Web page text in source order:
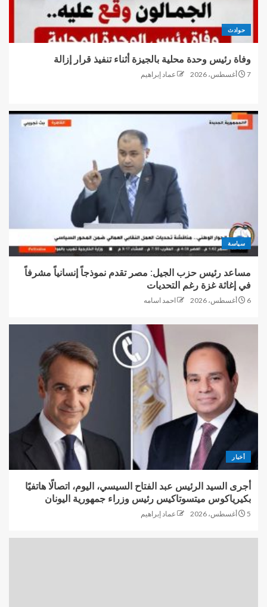
حوادث
وفاة رئيس وحدة محلية بالجيزة أثناء تنفيذ قرار إزالة
7 أغسطس، 2026 عماد إبراهيم
سياسة
مساعد رئيس حزب الجيل: مصر تقدم نموذجاً إنسانياً مشرفاً
في إغاثة غزة رغم التحديات
6 أغسطس، 2026 احمد اسامه
أخبار
أجرى السيد الرئيس عبد الفتاح السيسي، اليوم، اتصالًا هاتفيًا
بكيرياكوس ميتسوتاكيس رئيس وزراء جمهورية اليونان
5 أغسطس، 2026 عماد إبراهيم